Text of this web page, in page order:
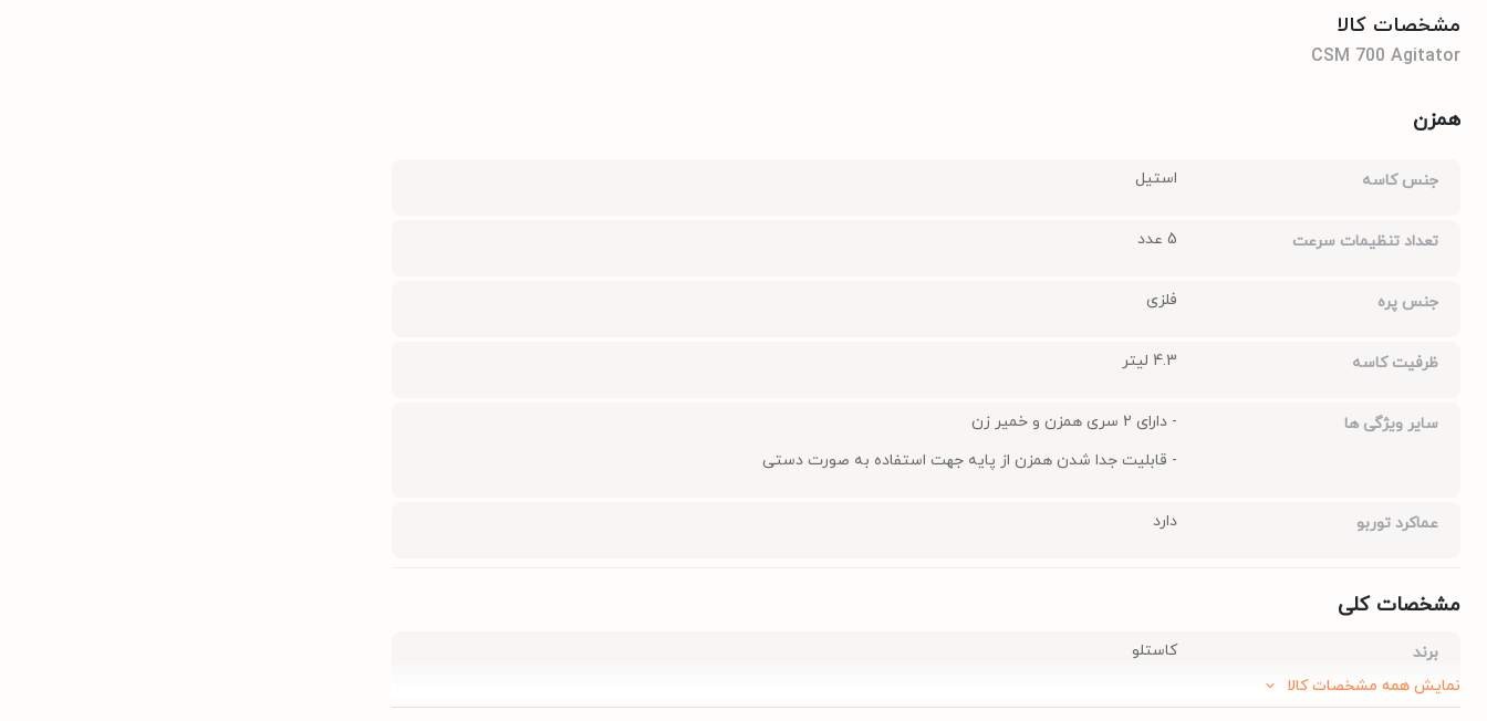
مشخصات کالا
CSM 700 Agitator
همزن
جنس کاسه استیل
تعداد تنظیمات سرعت 5 عدد
جنس پره فلزی
ظرفیت کاسه 4.3 لیتر
سایر ویژگی ها
- دارای 2 سری همزن و خمیر زن
- قابلیت جدا شدن همزن از پایه جهت استفاده به صورت دستی
عماکرد توربو دارد
مشخصات کلی
برند کاستلو
نمایش همه مشخصات کالا